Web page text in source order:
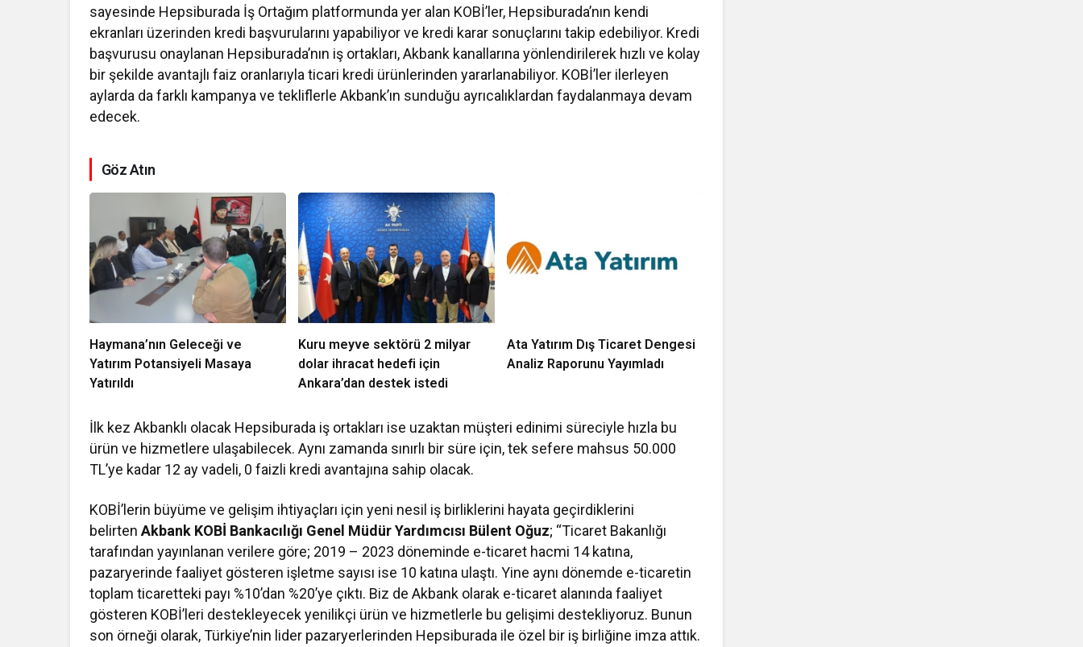
sayesinde Hepsiburada İş Ortağım platformunda yer alan KOBİ’ler, Hepsiburada’nın kendi
ekranları üzerinden kredi başvurularını yapabiliyor ve kredi karar sonuçlarını takip edebiliyor. Kredi
başvurusu onaylanan Hepsiburada’nın iş ortakları, Akbank kanallarına yönlendirilerek hızlı ve kolay
bir şekilde avantajlı faiz oranlarıyla ticari kredi ürünlerinden yararlanabiliyor. KOBİ’ler ilerleyen
aylarda da farklı kampanya ve tekliflerle Akbank’ın sunduğu ayrıcalıklardan faydalanmaya devam
edecek.
Göz Atın
Haymana’nın Geleceği ve
Yatırım Potansiyeli Masaya
Yatırıldı
Kuru meyve sektörü 2 milyar
dolar ihracat hedefi için
Ankara’dan destek istedi
Ata Yatırım Dış Ticaret Dengesi
Analiz Raporunu Yayımladı
İlk kez Akbanklı olacak Hepsiburada iş ortakları ise uzaktan müşteri edinimi süreciyle hızla bu
ürün ve hizmetlere ulaşabilecek. Aynı zamanda sınırlı bir süre için, tek sefere mahsus 50.000
TL’ye kadar 12 ay vadeli, 0 faizli kredi avantajına sahip olacak.
KOBİ’lerin büyüme ve gelişim ihtiyaçları için yeni nesil iş birliklerini hayata geçirdiklerini
belirtenAkbank KOBİ Bankacılığı Genel Müdür Yardımcısı Bülent Oğuz; “Ticaret Bakanlığı
tarafından yayınlanan verilere göre; 2019 – 2023 döneminde e-ticaret hacmi 14 katına,
pazaryerinde faaliyet gösteren işletme sayısı ise 10 katına ulaştı. Yine aynı dönemde e-ticaretin
toplam ticaretteki payı %10’dan %20’ye çıktı. Biz de Akbank olarak e-ticaret alanında faaliyet
gösteren KOBİ’leri destekleyecek yenilikçi ürün ve hizmetlerle bu gelişimi destekliyoruz. Bunun
son örneği olarak, Türkiye’nin lider pazaryerlerinden Hepsiburada ile özel bir iş birliğine imza attık.